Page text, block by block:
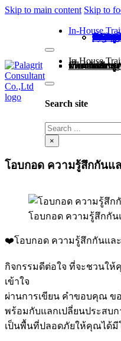
Skip to main content Skip to
In-House
หลักสูตร Growth
หลักสูตร Leadership Skill
หลักสูตร Teamwork
หลักสูตร Communication Skill
หลักสูตร Mind Map for Systematic
หลักสูตร Mindfulness at Work
หลักสูตร Complex problem solving & Decision making การแก้ปัญหาที่ซับ
In-Houseหลักสูต
หลักสูต
หลักสูต
หลักสูต
หลักสูต
หลักสูต
หลักสูตร
ผลงานอบรม
บทความ
Mindfulness
เกี่ยวกับเรา
ติดต่อเรา
Search site
Search
×
โอบกอด ความรู้สึกกันแ
โอบกอด ความรู้สึกกั
❤️โอบกอด ความรู้สึกกันแล
กิจกรรมดีต่อใจ ที่จะชวนให้
เข้าใจ
ผ่านการเขียน คำขอบคุณ ข
พร้อมกับแลกเปลี่ยนประสบ
เป็นพื้นที่ปลอดภัยให้คุณได้มี